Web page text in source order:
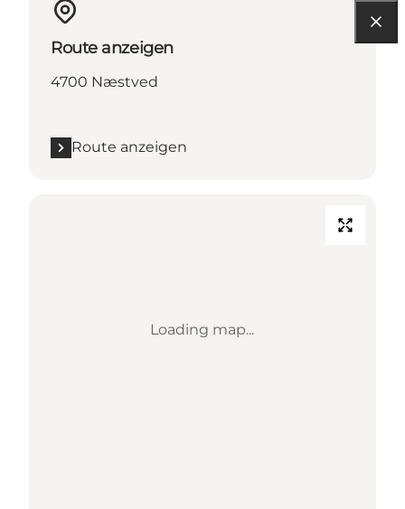
Route anzeigen
4700 Næstved
Route anzeigen
Loading map...